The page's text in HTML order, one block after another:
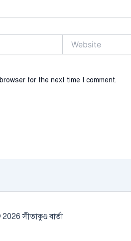
for the next time I comment.
সীতাকুণ্ড বার্তা